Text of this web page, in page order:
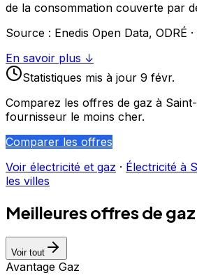
de la consommation couverte par
Source : Enedis Open Data, ODRÉ ·
En savoir plus ↓
Statistiques mis à jour 9 févr.
Comparez les offres de gaz à
fournisseur le moins cher.
Comparer les offres
Voir électricité et gaz · Électricité à
les villes
Meilleures offres de gaz
Voir tout
Avantage Gaz